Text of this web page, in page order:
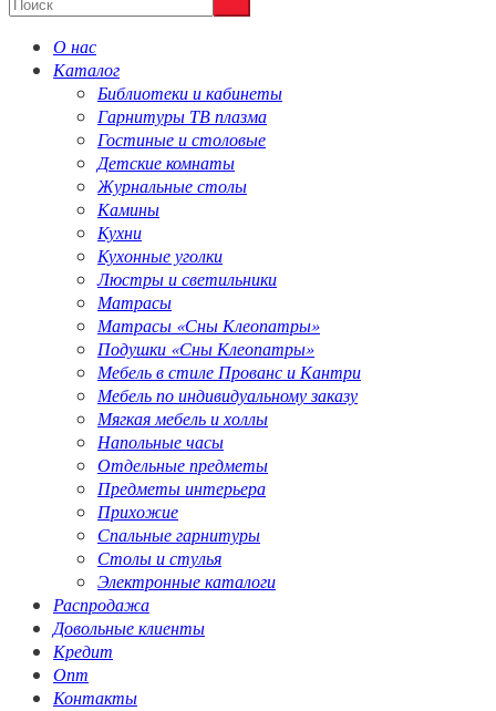
О нас
Каталог
Библиотеки и кабинеты
Гарнитуры ТВ плазма
Гостиные и столовые
Детские комнаты
Журнальные столы
Камины
Кухни
Кухонные уголки
Люстры и светильники
Матрасы
Матрасы «Сны Клеопатры»
Подушки «Сны Клеопатры»
Мебель в стиле Прованс и Кантри
Мебель по индивидуальному заказу
Мягкая мебель и холлы
Напольные часы
Отдельные предметы
Предметы интерьера
Прихожие
Спальные гарнитуры
Столы и стулья
Электронные каталоги
Распродажа
Довольные клиенты
Кредит
Опт
Контакты